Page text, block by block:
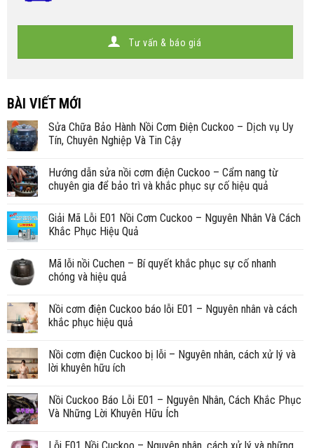
Tư vấn & báo giá
BÀI VIẾT MỚI
Sửa Chữa Bảo Hành Nồi Cơm Điện Cuckoo – Dịch vụ Uy
Tín, Chuyên Nghiệp Và Tin Cậy
Hướng dẫn sửa nồi cơm điện Cuckoo – Cẩm nang từ
chuyên gia để bảo trì và khắc phục sự cố hiệu quả
Giải Mã Lỗi E01 Nồi Cơm Cuckoo – Nguyên Nhân Và Cách
Khắc Phục Hiệu Quả
Mã lỗi nồi Cuchen – Bí quyết khắc phục sự cố nhanh
chóng và hiệu quả
Nồi cơm điện Cuckoo báo lỗi E01 – Nguyên nhân và cách
khắc phục hiệu quả
Nồi cơm điện Cuckoo bị lỗi – Nguyên nhân, cách xử lý và
lời khuyên hữu ích
Nồi Cuckoo Báo Lỗi E01 – Nguyên Nhân, Cách Khắc Phục
Và Những Lời Khuyên Hữu Ích